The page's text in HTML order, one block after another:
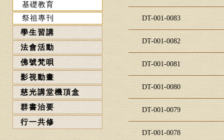
基礎教育
祭祖專刊
學生習講
法會活動
佛號梵唄
影視動畫
慈光講堂機頂盒
群書治要
行一共修
DT-001-0083
DT-001-0082
DT-001-0081
DT-001-0080
DT-001-0079
DT-001-0078